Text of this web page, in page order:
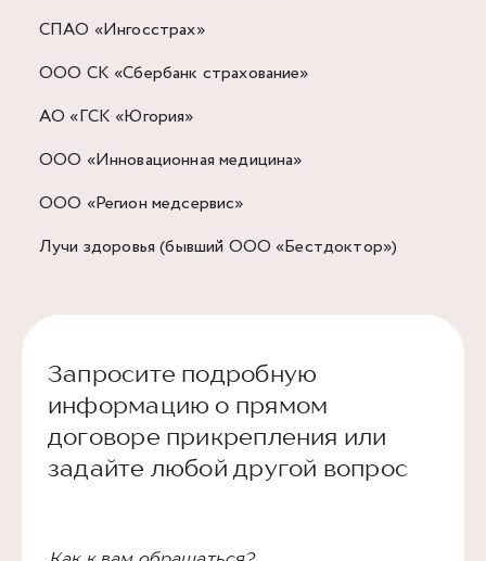
СПАО «Ингосстрах»
ООО СК «Сбербанк страхование»
АО «ГСК «Югория»
ООО «Инновационная медицина»
ООО «Регион медсервис»
Лучи здоровья (бывший ООО «Бестдоктор»)
Запросите подробную
информацию о прямом
договоре прикрепления или
задайте любой другой вопрос